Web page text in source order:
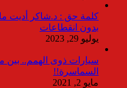
بدون انقطاعات
يوليو 29, 2023
سيارات ذوى الهمم.. بين
السماسرة!!
مايو 2, 2021